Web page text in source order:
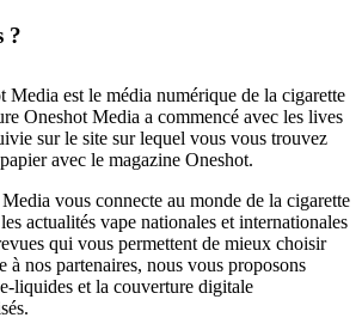
?
Media est le média numérique de la cigarette
Oneshot Media a commencé avec les lives
sur le site sur lequel vous vous trouvez
avec le magazine Oneshot.
vous connecte au monde de la cigarette
actualités vape nationales et internationales
qui vous permettent de mieux choisir
à nos partenaires, nous vous proposons
liquides et la couverture digitale